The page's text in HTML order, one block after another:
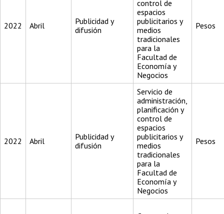
2022 Abril
Publicidad y
difusión
control de
espacios
publicitarios y
medios
tradicionales
para la
Facultad de
Economía y
Negocios
Pesos
2022 Abril
Publicidad y
difusión
Servicio de
administración,
planificación y
control de
espacios
publicitarios y
medios
tradicionales
para la
Facultad de
Economía y
Negocios
Pesos